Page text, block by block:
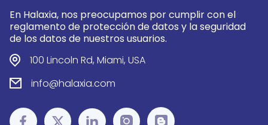
En Halaxia, nos preocupamos por cumplir con el
reglamento de protección de datos y la seguridad
de los datos de nuestros usuarios.
100 Lincoln Rd, Miami, USA
info@halaxia.com